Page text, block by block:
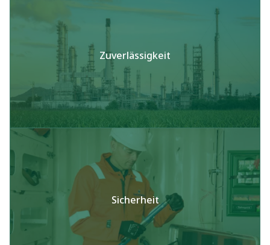
Zuverlässigkeit
Sicherheit